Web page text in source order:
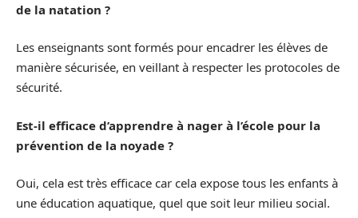
de la natation ?
Les enseignants sont formés pour encadrer les élèves de
manière sécurisée, en veillant à respecter les protocoles de
sécurité.
Est-il efficace d’apprendre à nager à l’école pour la
prévention de la noyade ?
Oui, cela est très efficace car cela expose tous les enfants à
une éducation aquatique, quel que soit leur milieu social.